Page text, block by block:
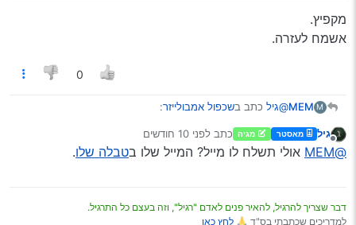
מקפיץ.
אשמח לעזרה.
0
M
MEM@גיל שכפול אמבולייזר:
@מיוחד
אשמח לעזרה.
מנותק
גיל מאסטר מגיה כתבלפני 10 חודשים
נערך לאחרונה על ידי
@MEM אולי תשלח לו מייל? המייל שלו בטבלה שלו.
דבר שצריך להרגיל, להאיר פנים לאדם "רגיל", וזה בעצם כל התרגיל.
למדריכים שכתבתי בס"ד 🙏 לחץ כאן